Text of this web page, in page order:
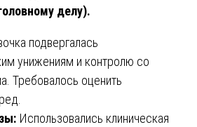
делу).
подвергалась
унижениям и контролю со
Требовалось оценить
Использовались клиническая